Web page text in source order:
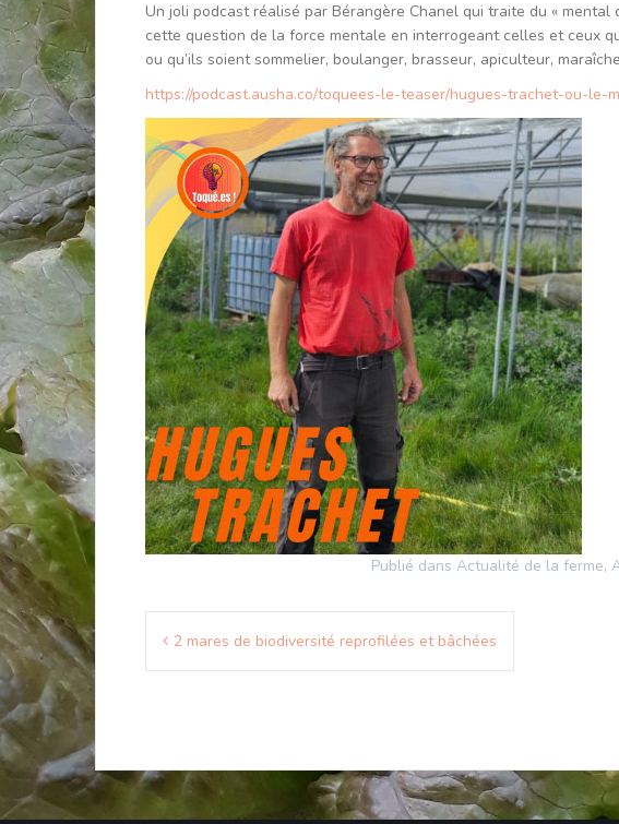
Un joli podcast réalisé par Bérangère Chanel qui traite du « mental
cette question de la force mentale en interrogeant celles et ceux
ou qu’ils soient sommelier, boulanger, brasseur, apiculteur,
https://podcast.ausha.co/toquees-le-teaser/hugues-trachet-ou-le-
Publié dans Actualité de la ferme,
Navigation
2 mares de biodiversité reprofilées et bâchées